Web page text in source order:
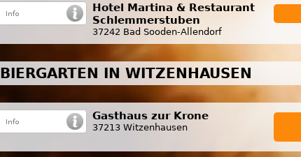
Hotel Martina & Restaurant
Schlemmerstuben
37242 Bad Sooden-Allendorf
BIERGARTEN IN WITZENHAUSEN
Gasthaus zur Krone
37213 Witzenhausen